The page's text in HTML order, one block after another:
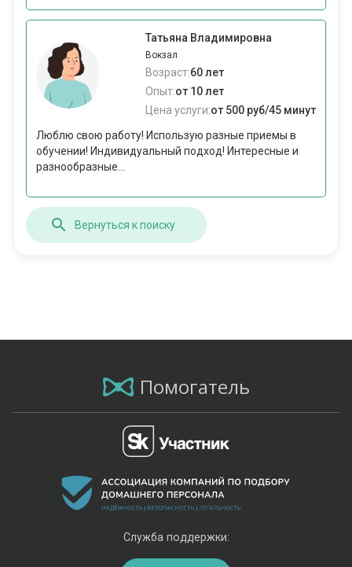
Татьяна Владимировна
Вокзал
Возраст:60 лет
Опыт:от 10 лет
Цена услуги:от 500 руб/45 минут
Люблю свою работу! Использую разные приемы в
обучении! Индивидуальный подход! Интересные и
разнообразные...
Вернуться к поиску
Помогатель
Служба поддержки: